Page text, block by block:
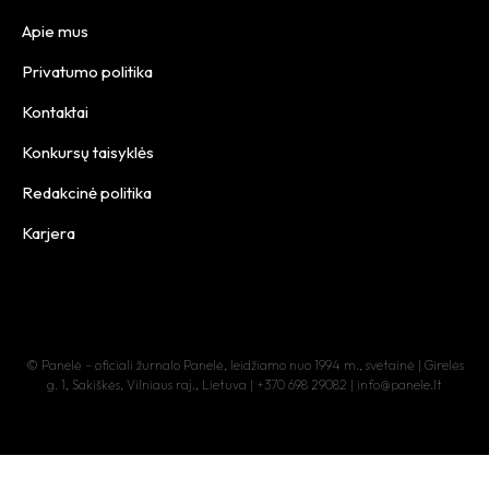
Apie mus
Privatumo politika
Kontaktai
Konkursų taisyklės
Redakcinė politika
Karjera
© Panelė – oficiali žurnalo Panelė, leidžiamo nuo 1994 m., svetainė | Girelės
g. 1, Sakiškės, Vilniaus raj., Lietuva | +370 698 29082 | info@panele.lt